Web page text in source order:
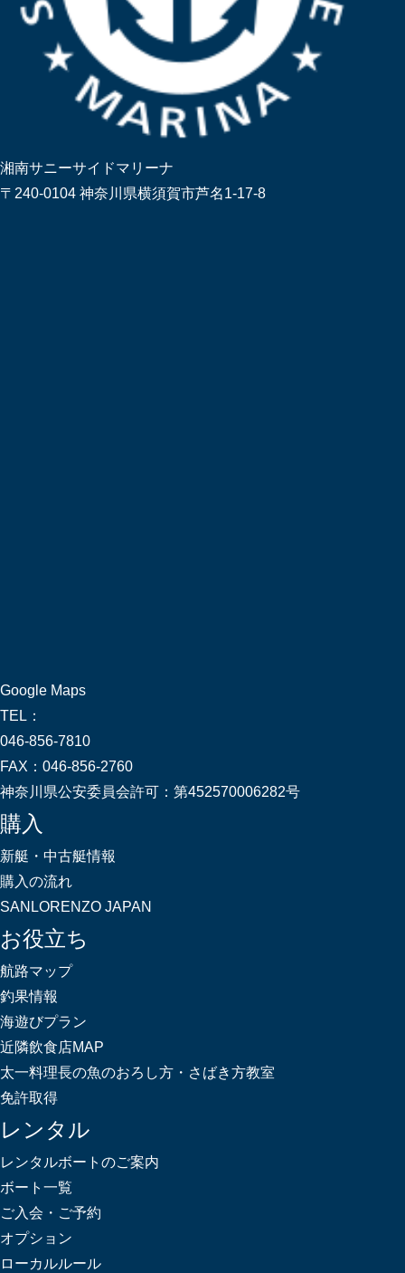
湘南サニーサイドマリーナ
〒240-0104 神奈川県横須賀市芦名1-17-8
Google Maps
TEL：
046-856-7810
FAX： 046-856-2760
神奈川県公安委員会許可： 第452570006282号
購入
新艇・中古艇情報
購入の流れ
SANLORENZO JAPAN
お役立ち
航路マップ
釣果情報
海遊びプラン
近隣飲食店MAP
太一料理長の魚のおろし方・さばき方教室
免許取得
レンタル
レンタルボートのご案内
ボート一覧
ご入会・ご予約
オプション
ローカルルール